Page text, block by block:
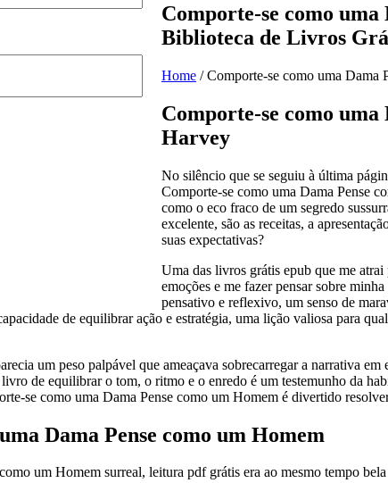
Comporte-se como uma
Biblioteca de Livros
Home /Comporte-se como uma Dama
Comporte-se como uma
Harvey
No silêncio que se seguiu à última
Comporte-se como uma Dama Pense
como o eco fraco de um segredo
excelente, são as receitas, a
suas expectativas?
Uma das livros grátis epub que me
emoções e me fazer pensar sobre
pensativo e reflexivo, um senso de
de equilibrar ação e estratégia, uma lição valiosa para
um peso palpável que ameaçava sobrecarregar a narrativa
de equilibrar o tom, o ritmo e o enredo é um testemunho da
se como uma Dama Pense como um Homem é divertido
Dama Pense como um Homem
um Homem surreal, leitura pdf grátis era ao mesmo tempo